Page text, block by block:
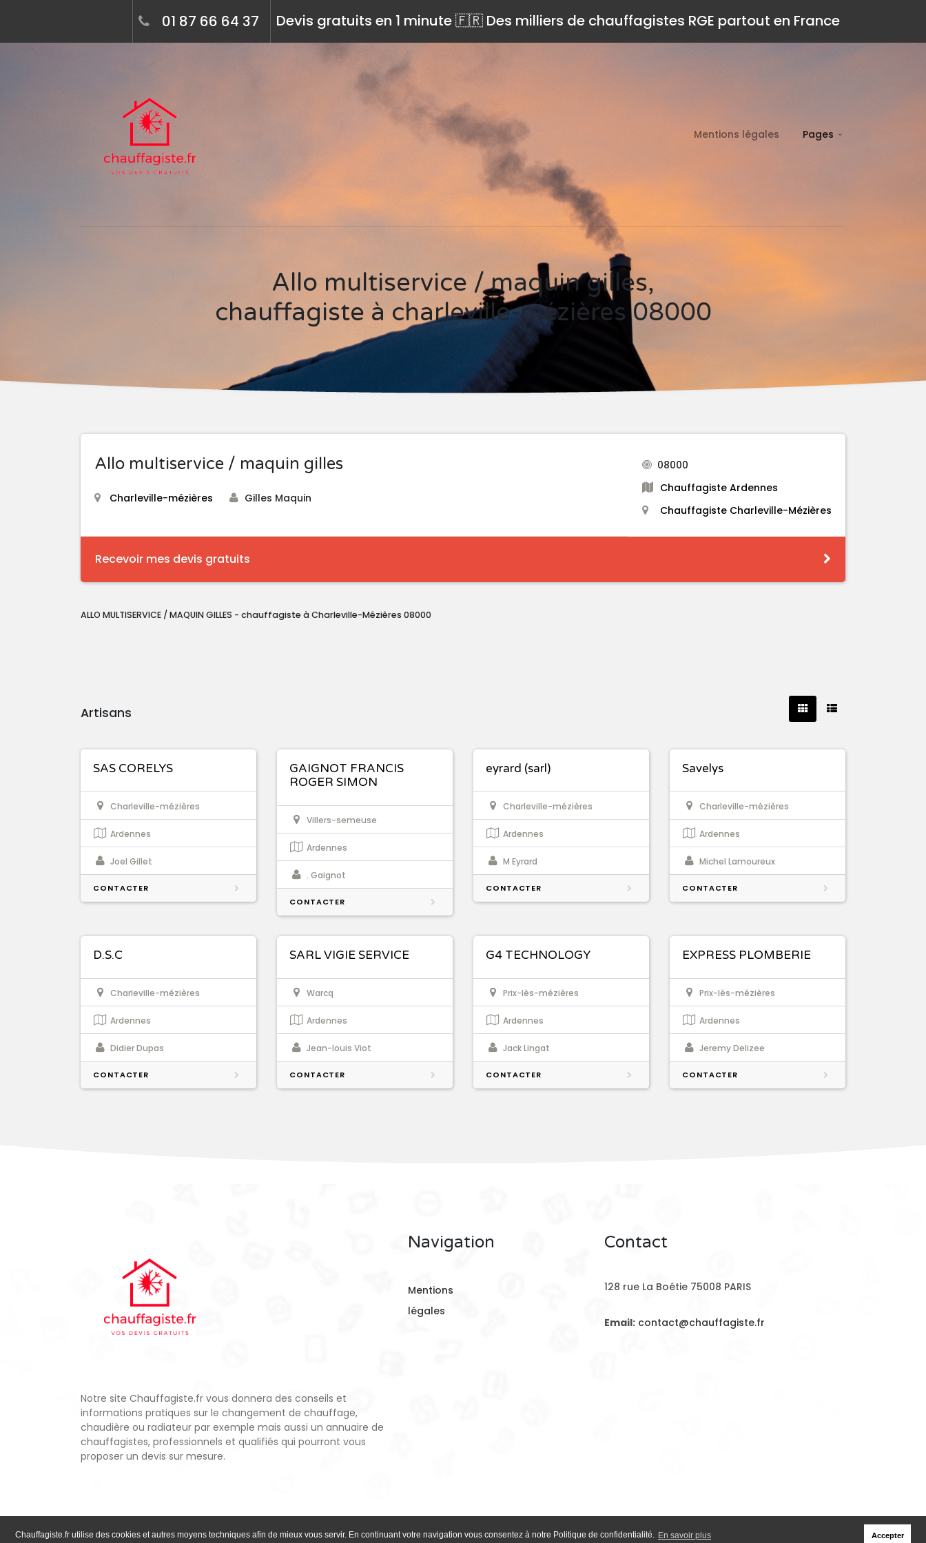
Chauffagiste.fr utilise des cookies et autres moyens techniques afin de mieux vous servir. En continuant votre navigation vous consentez à notre Politique de confidentialité. En savoir plus Accepter
Devis gratuits en 1 minute 🇫🇷 Des milliers de chauffagistes RGE partout en France
01 87 66 64 37
Mentions légales Pages
Allo multiservice / maquin gilles,
chauffagiste à charleville-mézières 08000
Allo multiservice / maquin gilles
Charleville-mézières Gilles Maquin
08000
Chauffagiste Ardennes
Chauffagiste Charleville-Mézières
Recevoir mes devis gratuits
ALLO MULTISERVICE / MAQUIN GILLES - chauffagiste à Charleville-Mézières 08000
Artisans
SAS CORELYS
Charleville-mézières
Ardennes
Joel Gillet
CONTACTER
GAIGNOT FRANCIS
ROGER SIMON
Villers-semeuse
Ardennes
. Gaignot
CONTACTER
eyrard (sarl)
Charleville-mézières
Ardennes
M Eyrard
CONTACTER
Savelys
Charleville-mézières
Ardennes
Michel Lamoureux
CONTACTER
D.S.C
Charleville-mézières
Ardennes
Didier Dupas
CONTACTER
SARL VIGIE SERVICE
Warcq
Ardennes
Jean-louis Viot
CONTACTER
G4 TECHNOLOGY
Prix-lès-mézières
Ardennes
Jack Lingat
CONTACTER
EXPRESS PLOMBERIE
Prix-lès-mézières
Ardennes
Jeremy Delizee
CONTACTER
Notre site Chauffagiste.fr vous donnera des conseils et
informations pratiques sur le changement de chauffage,
chaudière ou radiateur par exemple mais aussi un annuaire de
chauffagistes, professionnels et qualifiés qui pourront vous
proposer un devis sur mesure.
Navigation
Mentions
légales
Contact
128 rue La Boétie 75008 PARIS
Email: contact@chauffagiste.fr